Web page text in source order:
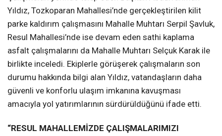
Yıldız, Tozkoparan Mahallesi’nde gerçekleştirilen kilit
parke kaldırım çalışmasını Mahalle Muhtarı Serpil Şavluk,
Resul Mahallesi’nde ise devam eden sathi kaplama
asfalt çalışmalarını da Mahalle Muhtarı Selçuk Karak ile
birlikte inceledi. Ekiplerle görüşerek çalışmaların son
durumu hakkında bilgi alan Yıldız, vatandaşların daha
güvenli ve konforlu ulaşım imkanına kavuşması
amacıyla yol yatırımlarının sürdürüldüğünü ifade etti.
“RESUL MAHALLEMİZDE ÇALIŞMALARIMIZI